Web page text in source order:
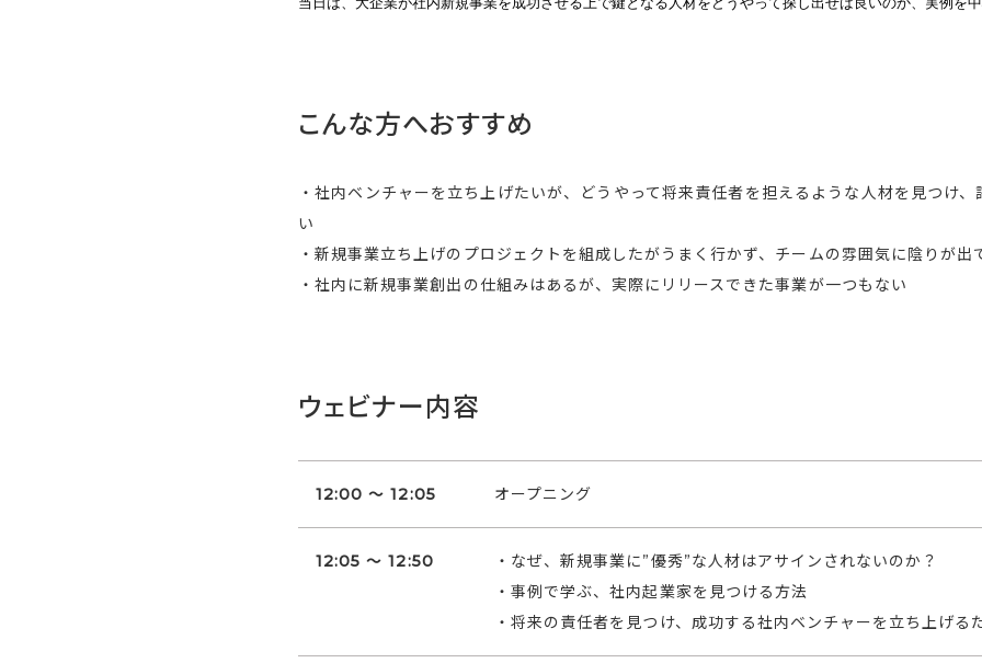
こんな方へおすすめ
・社内ベンチャーを立ち上げたいが、どうやって将来責任者を担えるような人材を見つけ
い
・新規事業立ち上げのプロジェクトを組成したがうまく行かず、チームの雰囲気に陰りが出
・社内に新規事業創出の仕組みはあるが、実際にリリースできた事業が一つもない
ウェビナー内容
12:00 ～ 12:05 オープニング
12:05 ～ 12:50
・なぜ、新規事業に”優秀”な人材はアサインされないのか？
・事例で学ぶ、社内起業家を見つける方法
・将来の責任者を見つけ、成功する社内ベンチャーを立ち上げる